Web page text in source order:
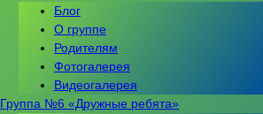
Блог
О группе
Родителям
Фотогалерея
Видеогалерея
Группа №6 «Дружные ребята»